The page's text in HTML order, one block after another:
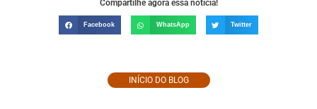
Compartilhe agora essa notícia!
Facebook WhatsApp Twitter
INÍCIO DO BLOG